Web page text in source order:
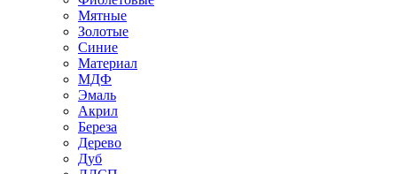
Мятные
Золотые
Синие
Материал
МДФ
Эмаль
Акрил
Береза
Дерево
Дуб